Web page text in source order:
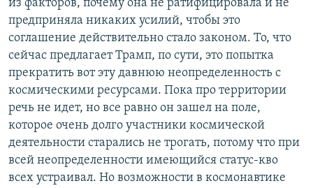
из факторов, почему она не ратифицировала и не
предприняла никаких усилий, чтобы это
соглашение действительно стало законом. То, что
сейчас предлагает Трамп, по сути, это попытка
прекратить вот эту давнюю неопределенность с
космическими ресурсами. Пока про территории
речь не идет, но все равно он зашел на поле,
которое очень долго участники космической
деятельности старались не трогать, потому что при
всей неопределенности имеющийся статус-кво
всех устраивал. Но возможности в космонавтике